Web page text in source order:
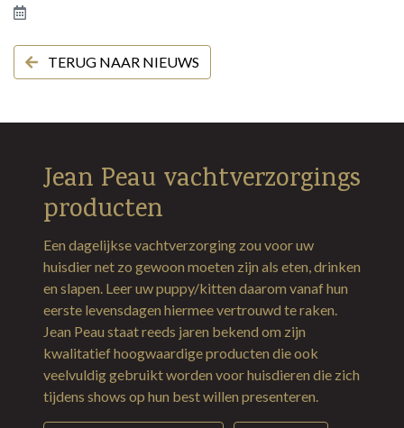
TERUG NAAR NIEUWS
Jean Peau vachtverzorgings
producten
Een dagelijkse vachtverzorging zou voor uw
huisdier net zo gewoon moeten zijn als eten, drinken
en slapen. Leer uw puppy/kitten daarom vanaf hun
eerste levensdagen hiermee vertrouwd te raken.
Jean Peau staat reeds jaren bekend om zijn
kwalitatief hoogwaardige producten die ook
veelvuldig gebruikt worden voor huisdieren die zich
tijdens shows op hun best willen presenteren.